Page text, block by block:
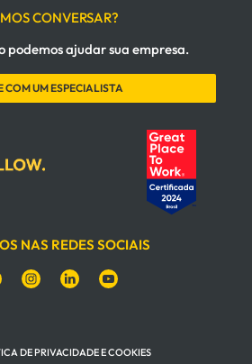
CONVERSAR?
podemos ajudar sua empresa.
COM UM ESPECIALISTA
NAS REDES SOCIAIS
DE PRIVACIDADE E COOKIES